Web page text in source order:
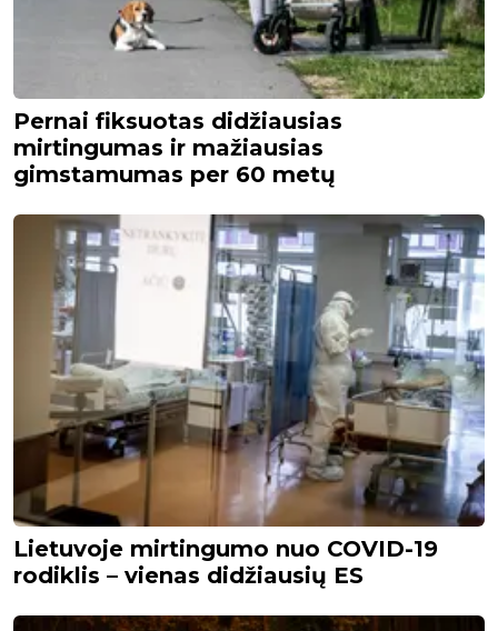
Pernai fiksuotas didžiausias
mirtingumas ir mažiausias
gimstamumas per 60 metų
Lietuvoje mirtingumo nuo COVID-19
rodiklis – vienas didžiausių ES